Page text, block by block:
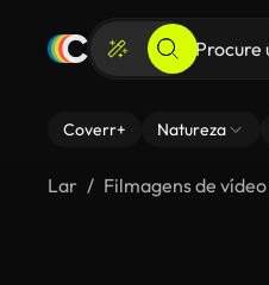
Coverr+ Natureza
Lar Filmagens de